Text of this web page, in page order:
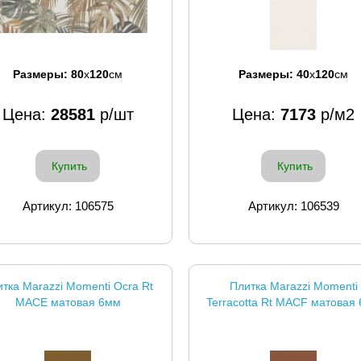
Размеры: 80x120см
Цена: 28581р/шт
Купить
Артикул: 106575
Размеры: 40x120см
Цена: 7173 р/м2
Купить
Артикул: 106539
Marazzi Momenti Ocra Rt
MACE матовая 6мм
Плитка Marazzi Momenti
Terracotta Rt MACF матовая